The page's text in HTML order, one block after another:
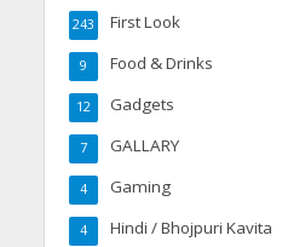
First Look
243
Food & Drinks
9
Gadgets
12
GALLARY
7
Gaming
4
Hindi / Bhojpuri Kavita
4